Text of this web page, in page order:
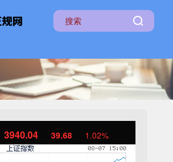
3940.04 39.68 1.02%